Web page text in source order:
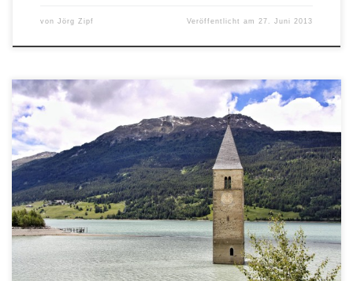
von Jörg Zipf Veröffentlicht am27. Juni 2013
Der Titel mag Ortskundige etwas verwirren, denn nur das
Schnalstal ist wirklich eine Sackgasse. Der Reschenpass, mit seinem
See und dem berühmten Kirchturm, der nicht tausende Male
sondern schon millionen Male fotografiert wurde, und das Stilfser
Joch, einer der höchsten Alpenpässe, wurden heute kurzer Hand
von uns ebenfalls zur Sackgasse […]